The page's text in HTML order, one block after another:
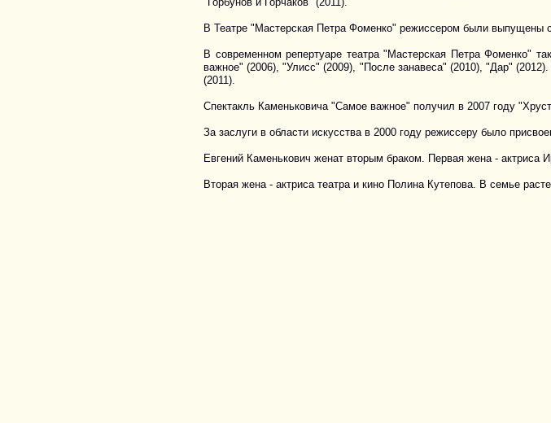
В Театре "Мастерская Петра Фоменко" режиссером были выпущены
В современном репертуаре театра "Мастерская Петра Фоменко"
важное" (2006), "Улисс" (2009), "После занавеса" (2010), "Дар"
(2011).
Спектакль Каменьковича "Самое важное" получил в 2007 году
За заслуги в области искусства в 2000 году режиссеру было
Евгений Каменькович женат вторым браком. Первая жена - актриса
Вторая жена - актриса театра и кино Полина Кутепова. В семье